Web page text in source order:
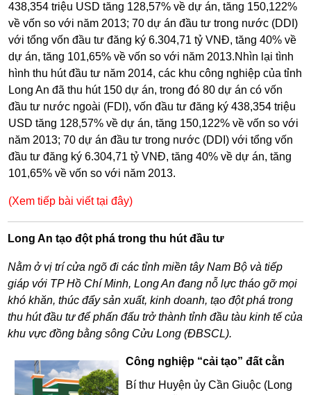
438,354 triệu USD tăng 128,57% về dự án, tăng 150,122%
về vốn so với năm 2013; 70 dự án đầu tư trong nước (DDI)
với tổng vốn đầu tư đăng ký 6.304,71 tỷ VNĐ, tăng 40% về
dự án, tăng 101,65% về vốn so với năm 2013.Nhìn lại tình
hình thu hút đầu tư năm 2014, các khu công nghiệp của tỉnh
Long An đã thu hút 150 dự án, trong đó 80 dự án có vốn
đầu tư nước ngoài (FDI), vốn đầu tư đăng ký 438,354 triệu
USD tăng 128,57% về dự án, tăng 150,122% về vốn so với
năm 2013; 70 dự án đầu tư trong nước (DDI) với tổng vốn
đầu tư đăng ký 6.304,71 tỷ VNĐ, tăng 40% về dự án, tăng
101,65% về vốn so với năm 2013.
(Xem tiếp bài viết tại đây)
Long An tạo đột phá trong thu hút đầu tư
Nằm ở vị trí cửa ngõ đi các tỉnh miền tây Nam Bộ và tiếp
giáp với TP Hồ Chí Minh, Long An đang nỗ lực tháo gỡ mọi
khó khăn, thúc đẩy sản xuất, kinh doanh, tạo đột phá trong
thu hút đầu tư để phấn đấu trở thành tỉnh đầu tàu kinh tế của
khu vực đồng bằng sông Cửu Long (ĐBSCL).
Công nghiệp “cải tạo” đất cằn
Bí thư Huyện ủy Cần Giuộc (Long